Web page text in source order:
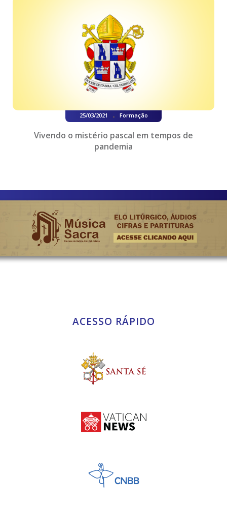
25/03/2021 . Formação
Vivendo o mistério pascal em tempos de
pandemia
ACESSO RÁPIDO